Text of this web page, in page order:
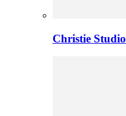
Christie Studio